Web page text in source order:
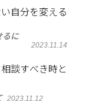
自分を変える
るに
2023.11.14
談すべき時と
2023.11.12